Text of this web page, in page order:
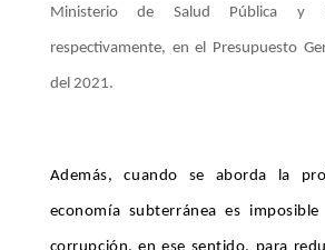
Ministerio de Salud Pública y
respectivamente, en el Presupuesto
del 2021.
Además, cuando se aborda la
economía subterránea es